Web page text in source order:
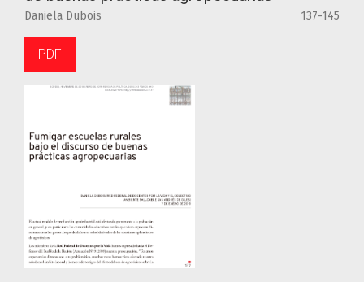
Daniela Dubois 137-145
PDF